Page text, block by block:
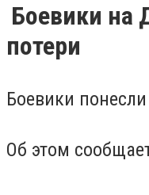
Боевики на
потери
Боевики
Об этом